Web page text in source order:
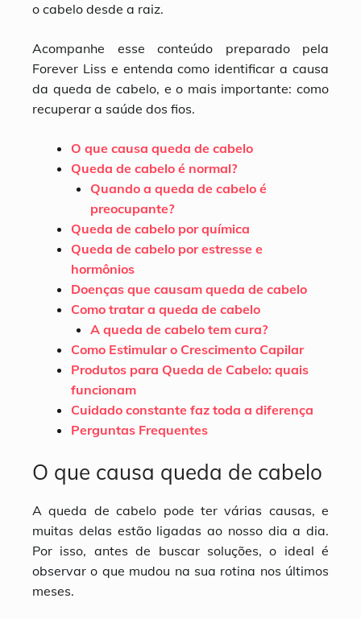
o cabelo desde a raiz.
Acompanhe esse conteúdo preparado pela
Forever Liss e entenda como identificar a causa
da queda de cabelo, e o mais importante: como
recuperar a saúde dos fios.
O que causa queda de cabelo
Queda de cabelo é normal?
Quando a queda de cabelo é
preocupante?
Queda de cabelo por química
Queda de cabelo por estresse e
hormônios
Doenças que causam queda de cabelo
Como tratar a queda de cabelo
A queda de cabelo tem cura?
Como Estimular o Crescimento Capilar
Produtos para Queda de Cabelo: quais
funcionam
Cuidado constante faz toda a diferença
Perguntas Frequentes
O que causa queda de cabelo
A queda de cabelo pode ter várias causas, e
muitas delas estão ligadas ao nosso dia a dia.
Por isso, antes de buscar soluções, o ideal é
observar o que mudou na sua rotina nos últimos
meses.